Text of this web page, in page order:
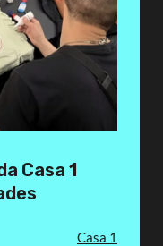
Casa 1
Casa 1